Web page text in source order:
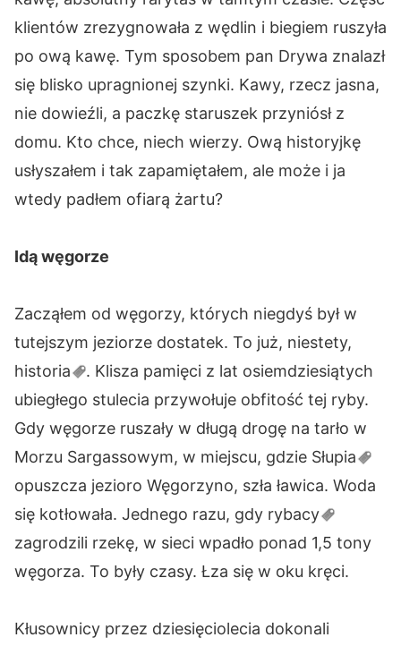
klientów zrezygnowała z wędlin i biegiem ruszyła
po ową kawę. Tym sposobem pan Drywa znalazł
się blisko upragnionej szynki. Kawy, rzecz jasna,
nie dowieźli, a paczkę staruszek przyniósł z
domu. Kto chce, niech wierzy. Ową historyjkę
usłyszałem i tak zapamiętałem, ale może i ja
wtedy padłem ofiarą żartu?
Idą węgorze
Zacząłem od węgorzy, których niegdyś był w
tutejszym jeziorze dostatek. To już, niestety,
historia
. Klisza pamięci z lat osiemdziesiątych
ubiegłego stulecia przywołuje obfitość tej ryby.
Gdy węgorze ruszały w długą drogę na tarło w
Morzu Sargassowym, w miejscu, gdzie Słupia
opuszcza jezioro Węgorzyno, szła ławica. Woda
się kotłowała. Jednego razu, gdy rybacy
zagrodzili rzekę, w sieci wpadło ponad 1,5 tony
węgorza. To były czasy. Łza się w oku kręci.
Kłusownicy przez dziesięciolecia dokonali